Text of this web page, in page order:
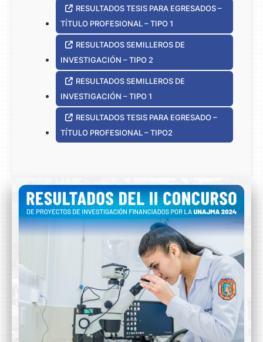
RESULTADOS TESIS PARA EGRESADOS –
TÍTULO PROFESIONAL – TIPO 1
RESULTADOS SEMILLEROS DE
INVESTIGACIÓN – TIPO 2
RESULTADOS SEMILLEROS DE
INVESTIGACIÓN – TIPO 1
RESULTADOS TESIS PARA EGRESADO –
TÍTULO PROFESIONAL – TIPO2